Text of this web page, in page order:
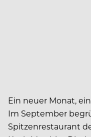
Ein neuer Monat,
Im September
Spitzenrestaurant